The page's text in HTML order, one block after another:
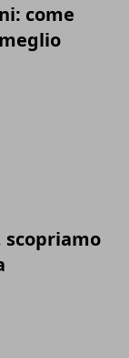
come
scopriamo